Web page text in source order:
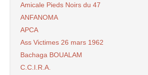
Amicale Pieds Noirs du 47
ANFANOMA
APCA
Ass Victimes 26 mars 1962
Bachaga BOUALAM
C.C.I.R.A.